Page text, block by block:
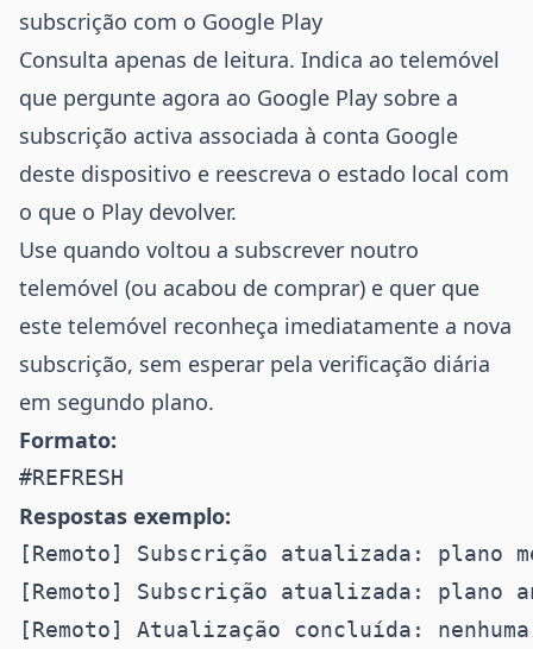
subscrição com o Google Play
Consulta apenas de leitura. Indica ao telemóvel
que pergunte agora ao Google Play sobre a
subscrição activa associada à conta Google
deste dispositivo e reescreva o estado local com
o que o Play devolver.
Use quando voltou a subscrever noutro
telemóvel (ou acabou de comprar) e quer que
este telemóvel reconheça imediatamente a nova
subscrição, sem esperar pela verificação diária
em segundo plano.
Formato:
Respostas exemplo: